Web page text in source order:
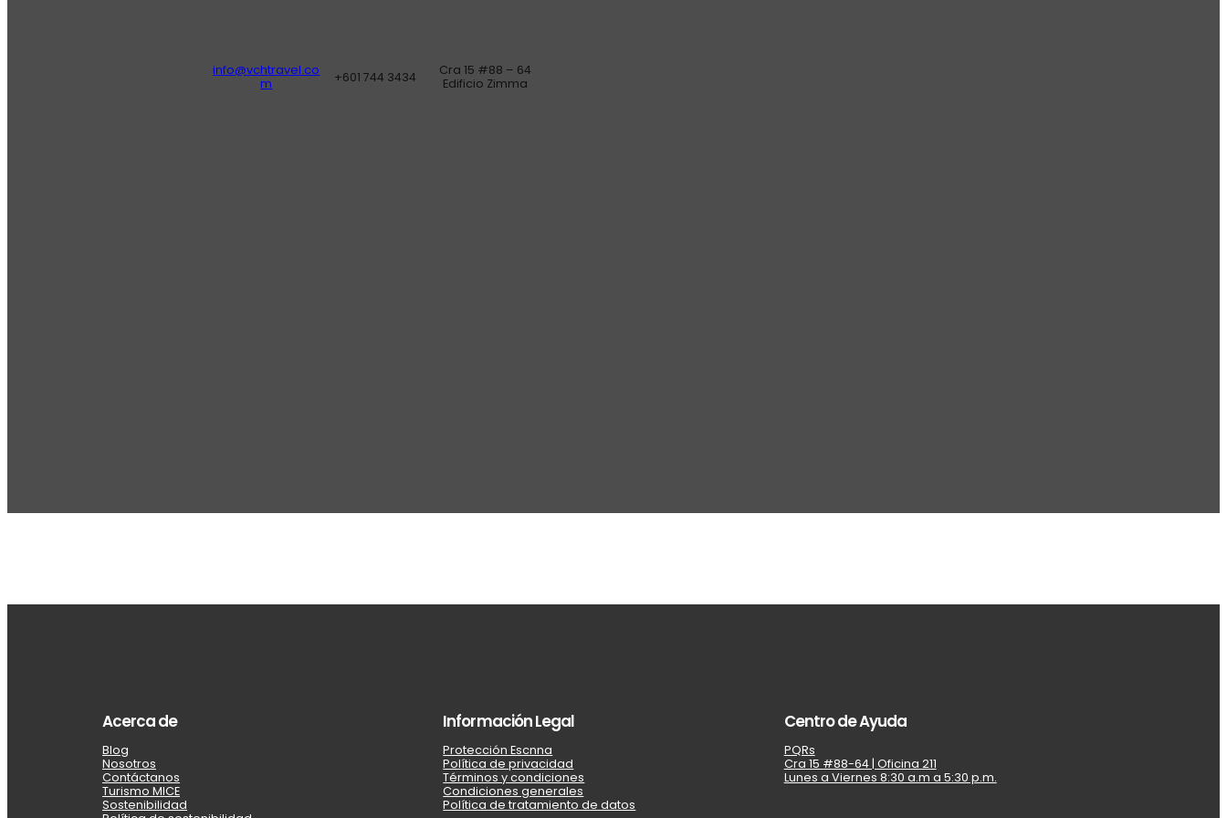
info@vchtravel.co
m
+601 744 3434
Cra 15 #88 – 64
Edificio Zimma
Acerca de
Blog
Nosotros
Contáctanos
Turismo MICE
Sostenibilidad
Información Legal
Protección Escnna
Política de privacidad
Términos y condiciones
Condiciones generales
Política de tratamiento de datos
Centro de Ayuda
PQRs
Cra 15 #88-64 | Oficina 211
Lunes a Viernes 8:30 a.m a 5:30 p.m.